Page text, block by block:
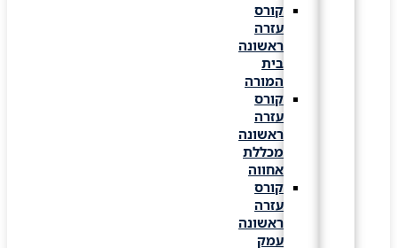
קורס
עזרה
ראשונה
המורה
קורס
עזרה
ראשונה
מכללת
אחווה
קורס
עזרה
ראשונה